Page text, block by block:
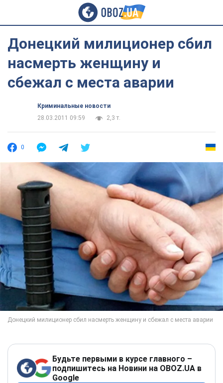
Донецкий милиционер сбил
насмерть женщину и
сбежал с места аварии
Криминальные новости
28.03.2011 09:59
2,3 т.
0
Будьте первыми в курсе главного –
подпишитесь на Новини на OBOZ.UA в
Google